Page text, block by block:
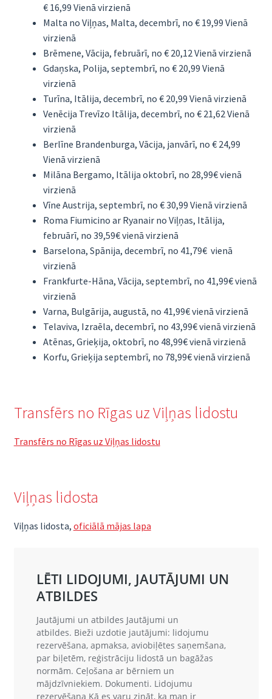
€ 16,99 Vienā virzienā
Malta no Viļņas, Malta, decembrī, no € 19,99 Vienā
virzienā
Brēmene, Vācija, februārī, no € 20,12 Vienā virzienā
Gdaņska, Polija, septembrī, no € 20,99 Vienā
virzienā
Turīna, Itālija, decembrī, no € 20,99 Vienā virzienā
Venēcija Trevīzo Itālija, decembrī, no € 21,62 Vienā
virzienā
Berlīne Brandenburga, Vācija, janvārī, no € 24,99
Vienā virzienā
Milāna Bergamo, Itālija oktobrī, no 28,99€ vienā
virzienā
Vīne Austrija, septembrī, no € 30,99 Vienā virzienā
Roma Fiumicino ar Ryanair no Viļņas, Itālija,
februārī, no 39,59€ vienā virzienā
Barselona, Spānija, decembrī, no 41,79€ vienā
virzienā
Frankfurte-Hāna, Vācija, septembrī, no 41,99€ vienā
virzienā
Varna, Bulgārija, augustā, no 41,99€ vienā virzienā
Telaviva, Izraēla, decembrī, no 43,99€ vienā virzienā
Atēnas, Grieķija, oktobrī, no 48,99€ vienā virzienā
Korfu, Grieķija septembrī, no 78,99€ vienā virzienā
Transfērs no Rīgas uz Viļņas lidostu
Transfērs no Rīgas uz Viļņas lidostu
Viļņas lidosta
Viļņas lidosta, oficiālā mājas lapa